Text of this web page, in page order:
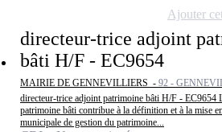
directeur-trice adjoint
bâti H/F - EC9654
MAIRIE DE GENNEVILLIERS - 92 -
directeur-trice adjoint patrimoine bâti H/F - EC9654
patrimoine bâti contribue à la définition et à la mise
municipale de gestion du patrimoine...
Ajouter